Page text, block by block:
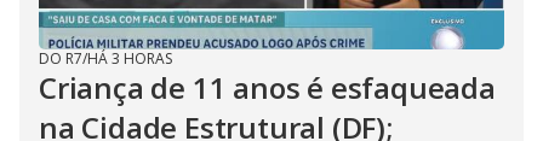
DO R7/HÁ 3 HORAS
Criança de 11 anos é esfaqueada
na Cidade Estrutural (DF);